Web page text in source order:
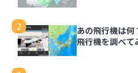
2
あの飛行機は
飛行機を調べて